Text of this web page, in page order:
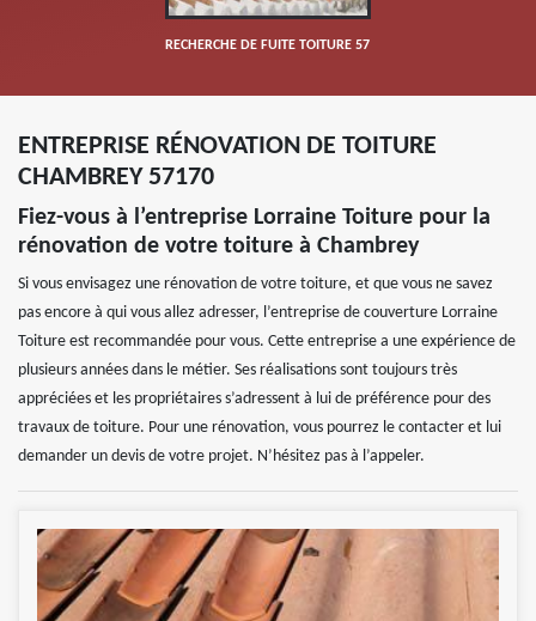
RECHERCHE DE FUITE TOITURE 57
ENTREPRISE RÉNOVATION DE TOITURE
CHAMBREY 57170
Fiez-vous à l’entreprise Lorraine Toiture pour la
rénovation de votre toiture à Chambrey
Si vous envisagez une rénovation de votre toiture, et que vous ne savez
pas encore à qui vous allez adresser, l’entreprise de couverture Lorraine
Toiture est recommandée pour vous. Cette entreprise a une expérience de
plusieurs années dans le métier. Ses réalisations sont toujours très
appréciées et les propriétaires s’adressent à lui de préférence pour des
travaux de toiture. Pour une rénovation, vous pourrez le contacter et lui
demander un devis de votre projet. N’hésitez pas à l’appeler.